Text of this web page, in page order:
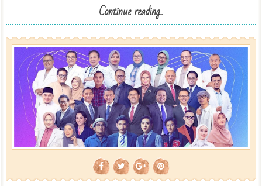
Continue reading...